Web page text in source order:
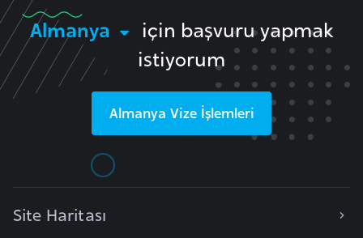
Almanya
için başvuru yapmak
istiyorum
Almanya Vize İşlemleri
Site Haritası
l
g
r
B